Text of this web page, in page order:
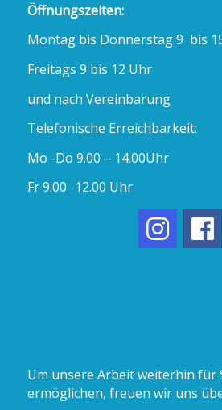
Öffnungszeiten:
Montag bis Donnerstag 9 bis
Freitags 9 bis 12 Uhr
und nach Vereinbarung
Telefonische Erreichbarkeit:
Mo -Do 9.00 – 14.00Uhr
Fr 9.00 -12.00 Uhr
Um unsere Arbeit weiterhin für
ermöglichen, freuen wir uns